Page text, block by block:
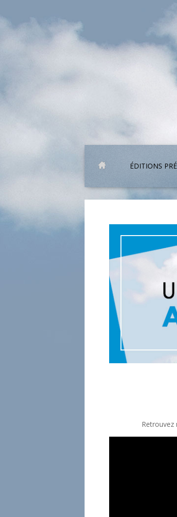
ÉDITIONS